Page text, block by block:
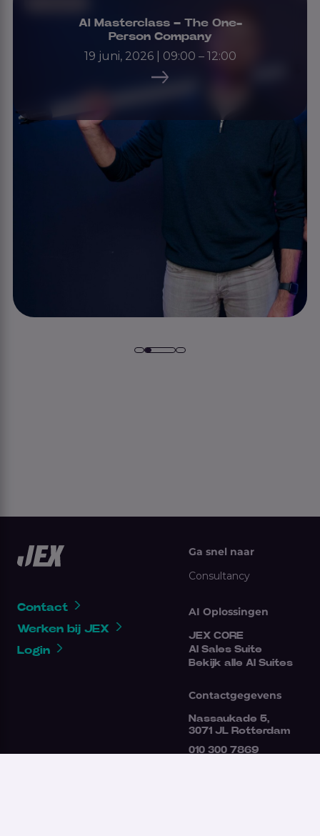
AI Masterclass – The One-
Person Company
19 juni, 2026 | 09:00 – 12:00
Contact
Werken bij JEX
Login
Ga snel naar
Consultancy
AI Oplossingen
JEX CORE
AI Sales Suite
Bekijk alle AI Suites
Contactgegevens
Nassaukade 5,
3071 JL Rotterdam
010 300 7869